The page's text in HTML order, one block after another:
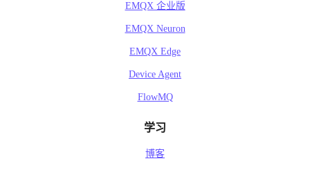
EMQX 企业版
EMQX Neuron
EMQX Edge
Device Agent
FlowMQ
学习
博客